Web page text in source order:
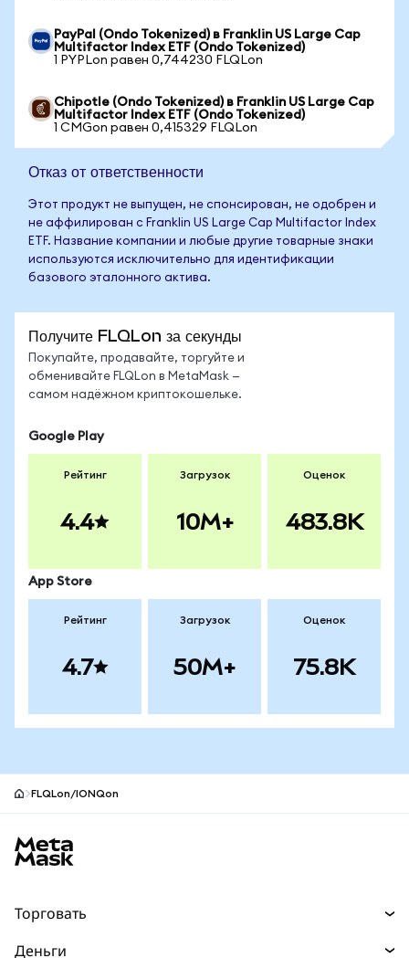
PayPal (Ondo Tokenized) в Franklin US Large Cap
Multifactor Index ETF (Ondo Tokenized)
1 PYPLon равен 0,744230 FLQLon
Chipotle (Ondo Tokenized) в Franklin US Large Cap
Multifactor Index ETF (Ondo Tokenized)
1 CMGon равен 0,415329 FLQLon
Отказ от ответственности
Этот продукт не выпущен, не спонсирован, не одобрен и
не аффилирован с Franklin US Large Cap Multifactor Index
ETF. Название компании и любые другие товарные знаки
используются исключительно для идентификации
базового эталонного актива.
Получите FLQLon за секунды
Покупайте, продавайте, торгуйте и
обменивайте FLQLon в MetaMask —
самом надёжном криптокошельке.
Google Play
Рейтинг
4.4
Загрузок
10M+
Оценок
483.8K
App Store
Рейтинг
4.7
Загрузок
50M+
Оценок
75.8K
FLQLon/IONQon
Торговать
Деньги